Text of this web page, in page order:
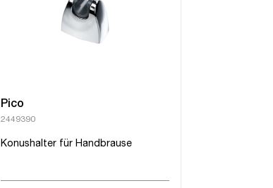
Pico
2449390
Konushalter für Handbrause